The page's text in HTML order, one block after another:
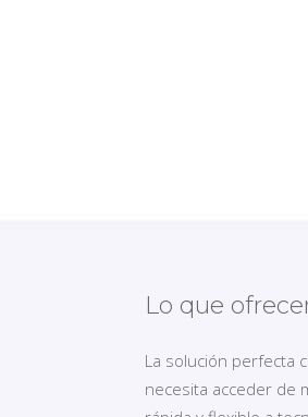
Lo que
La solución perfecta
necesita acceder de